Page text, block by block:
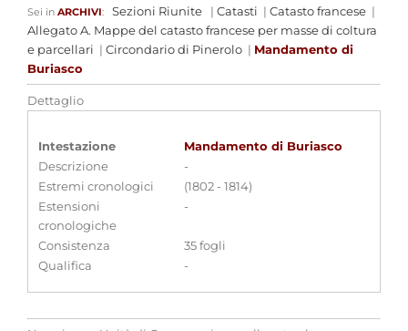
Sei in ARCHIVI: Sezioni Riunite | Catasti | Catasto francese |
Allegato A. Mappe del catasto francese per masse di coltura
e parcellari | Circondario di Pinerolo | Mandamento di
Buriasco
Dettaglio
Intestazione
Mandamento di Buriasco
Descrizione
-
Estremi cronologici
(1802 - 1814)
Estensioni
cronologiche
-
Consistenza
35 fogli
Qualifica
-